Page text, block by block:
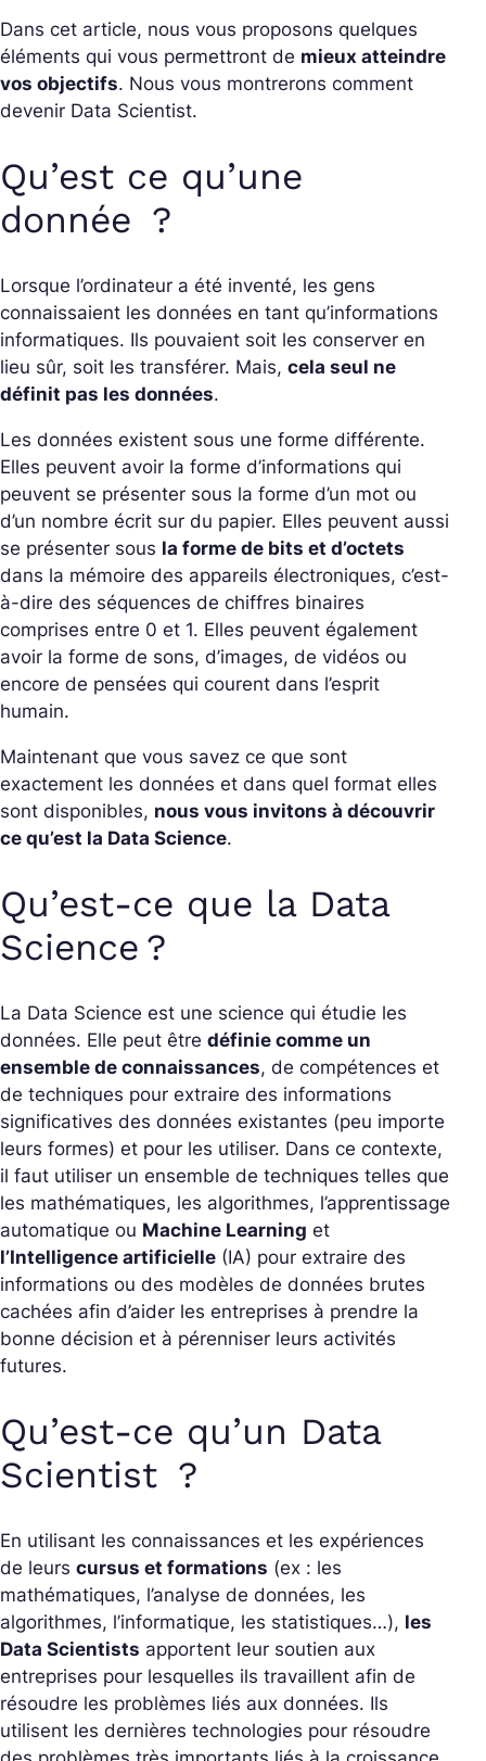
Dans cet article, nous vous proposons quelques
éléments qui vous permettront de mieux atteindre
vos objectifs. Nous vous montrerons comment
devenir Data Scientist.
Qu’est ce qu’une
donnée ?
Lorsque l’ordinateur a été inventé, les gens
connaissaient les données en tant qu’informations
informatiques. Ils pouvaient soit les conserver en
lieu sûr, soit les transférer. Mais, cela seul ne
définit pas les données.
Les données existent sous une forme différente.
Elles peuvent avoir la forme d’informations qui
peuvent se présenter sous la forme d’un mot ou
d’un nombre écrit sur du papier. Elles peuvent aussi
se présenter sous la forme de bits et d’octets
dans la mémoire des appareils électroniques, c’est-
à-dire des séquences de chiffres binaires
comprises entre 0 et 1. Elles peuvent également
avoir la forme de sons, d’images, de vidéos ou
encore de pensées qui courent dans l’esprit
humain.
Maintenant que vous savez ce que sont
exactement les données et dans quel format elles
sont disponibles, nous vous invitons à découvrir
ce qu’est la Data Science.
Qu’est-ce que la Data
Science ?
La Data Science est une science qui étudie les
données. Elle peut être définie comme un
ensemble de connaissances, de compétences et
de techniques pour extraire des informations
significatives des données existantes (peu importe
leurs formes) et pour les utiliser. Dans ce contexte,
il faut utiliser un ensemble de techniques telles que
les mathématiques, les algorithmes, l’apprentissage
automatique ou Machine Learning et
l’Intelligence artificielle (IA) pour extraire des
informations ou des modèles de données brutes
cachées afin d’aider les entreprises à prendre la
bonne décision et à pérenniser leurs activités
futures.
Qu’est-ce qu’un Data
Scientist ?
En utilisant les connaissances et les expériences
de leurs cursus et formations (ex : les
mathématiques, l’analyse de données, les
algorithmes, l’informatique, les statistiques…), les
Data Scientists apportent leur soutien aux
entreprises pour lesquelles ils travaillent afin de
résoudre les problèmes liés aux données. Ils
utilisent les dernières technologies pour résoudre